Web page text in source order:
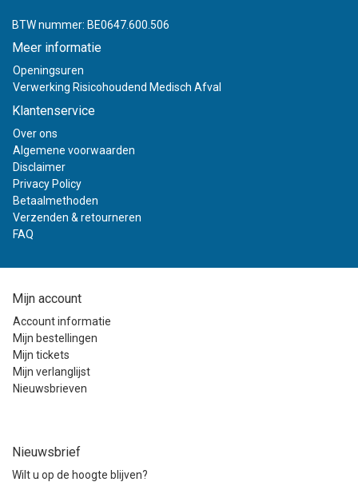
BTW nummer: BE0647.600.506
Meer informatie
Openingsuren
Verwerking Risicohoudend Medisch Afval
Klantenservice
Over ons
Algemene voorwaarden
Disclaimer
Privacy Policy
Betaalmethoden
Verzenden & retourneren
FAQ
Mijn account
Account informatie
Mijn bestellingen
Mijn tickets
Mijn verlanglijst
Nieuwsbrieven
Nieuwsbrief
Wilt u op de hoogte blijven?